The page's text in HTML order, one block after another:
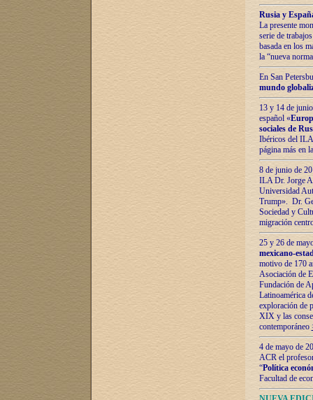
Rusia y
La presente
serie de
basada en los
la “nueva
En San
mundo
13 y 14 de
español «
sociales de
Ibéricos del ILA
página más en
8 de junio de
ILA Dr. Jorge
Universidad
Trump». Dr.
Sociedad y
migración
25 y 26 de
mexicano-
motivo de 170
Asociación de
Fundación de
Latinoamérica
exploración de
XIX y las
contemporáneo
4 de mayo de
ACR el
“Política
Facultad de